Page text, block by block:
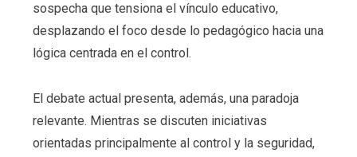
sospecha que tensiona el vínculo educativo,
desplazando el foco desde lo pedagógico hacia una
lógica centrada en el control.
El debate actual presenta, además, una paradoja
relevante. Mientras se discuten iniciativas
orientadas principalmente al control y la seguridad,